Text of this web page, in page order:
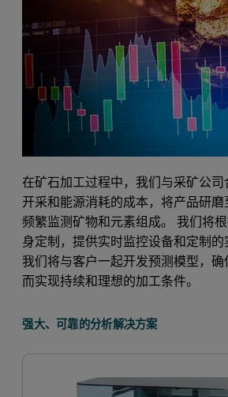
在矿石加工过程中，我们与采矿公
开采和能源消耗的成本，将产品研
频繁监测矿物和元素组成。 我们将
身定制，提供实时监控设备和定制
我们将与客户一起开发预测模型，
而实现持续和理想的加工条件。
强大、可靠的分析解决方案